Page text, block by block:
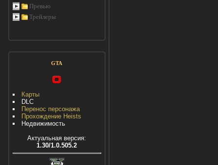
Превью
Трейлеры
GTA
Карты
DLC
Перенос персонажа
Прохождение Heists
Недвижимость
Актуальная версия:
1.30/1.0.505.2